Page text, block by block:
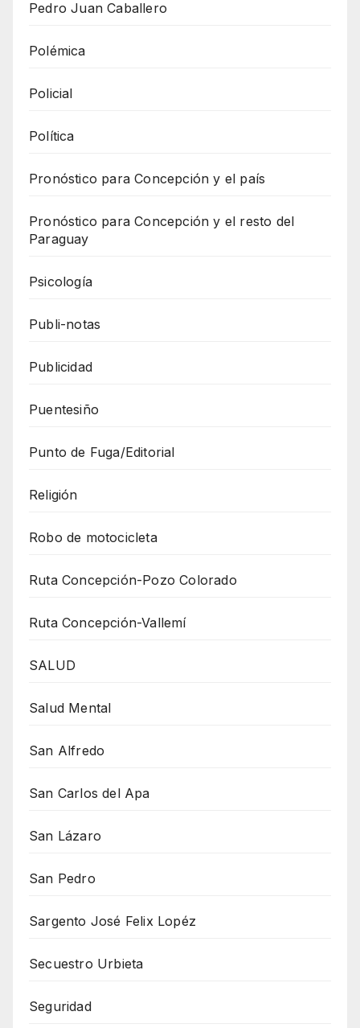
Pedro Juan Caballero
Polémica
Policial
Política
Pronóstico para Concepción y el país
Pronóstico para Concepción y el resto del
Paraguay
Psicología
Publi-notas
Publicidad
Puentesiño
Punto de Fuga/Editorial
Religión
Robo de motocicleta
Ruta Concepción-Pozo Colorado
Ruta Concepción-Vallemí
SALUD
Salud Mental
San Alfredo
San Carlos del Apa
San Lázaro
San Pedro
Sargento José Felix Lopéz
Secuestro Urbieta
Seguridad